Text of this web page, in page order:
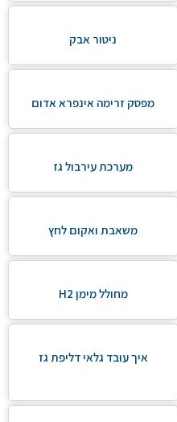
ניטור אבק
מפסק זרימה אינפרא אדום
מערכת עירבול גז
משאבת ואקום לחץ
מחולל מימן H2
איך עובד גלאי דליפת גז